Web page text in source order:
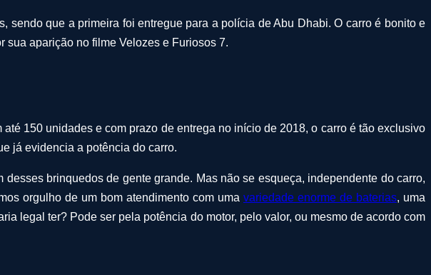
sendo que a primeira foi entregue para a polícia de Abu Dhabi. O carro é bonito e
sua aparição no filme Velozes e Furiosos 7.
150 unidades e com prazo de entrega no início de 2018, o carro é tão exclusivo
já evidencia a potência do carro.
brinquedos de gente grande. Mas não se esqueça, independente do carro,
orgulho de um bom atendimento com uma variedade enorme de baterias, uma
legal ter? Pode ser pela potência do motor, pelo valor, ou mesmo de acordo com